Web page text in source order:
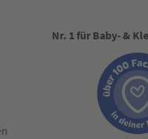
Nr. 1 für Baby- &